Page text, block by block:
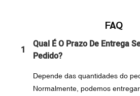
FAQ
1
Qual É O Prazo De Entrega
Pedido?
Depende das quantidades do
Normalmente, podemos